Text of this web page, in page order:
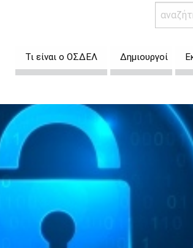
Τι είναι ο ΟΣΔΕΛ Δημιουργοί